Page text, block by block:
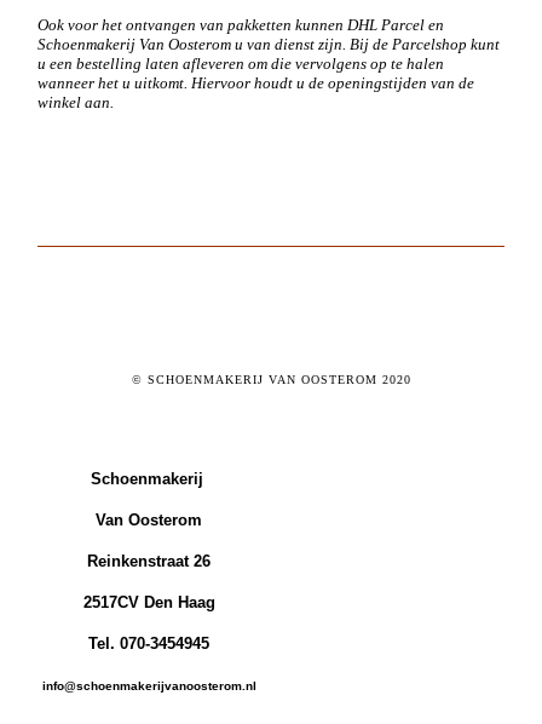
Ook voor het ontvangen van pakketten kunnen DHL Parcel en
Schoenmakerij Van Oosterom u van dienst zijn. Bij de Parcelshop kunt
u een bestelling laten afleveren om die vervolgens op te halen
wanneer het u uitkomt. Hiervoor houdt u de openingstijden van de
winkel aan.
© SCHOENMAKERIJ VAN OOSTEROM 2020
Schoenmakerij
Van Oosterom
Reinkenstraat 26
2517CV Den Haag
Tel. 070-3454945
info@schoenmakerijvanoosterom.nl